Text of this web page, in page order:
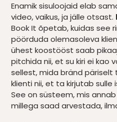
Enamik sisuloojaid elab
video, vaikus, ja jälle otsast.
Book It õpetab, kuidas see
pöörduda olemasoleva
ühest koostööst saab
pitchida nii, et su kiri ei kao
sellest, mida bränd päriselt
klienti nii, et ta kirjutab sulle
See on süsteem, mis
millega saad arvestada,